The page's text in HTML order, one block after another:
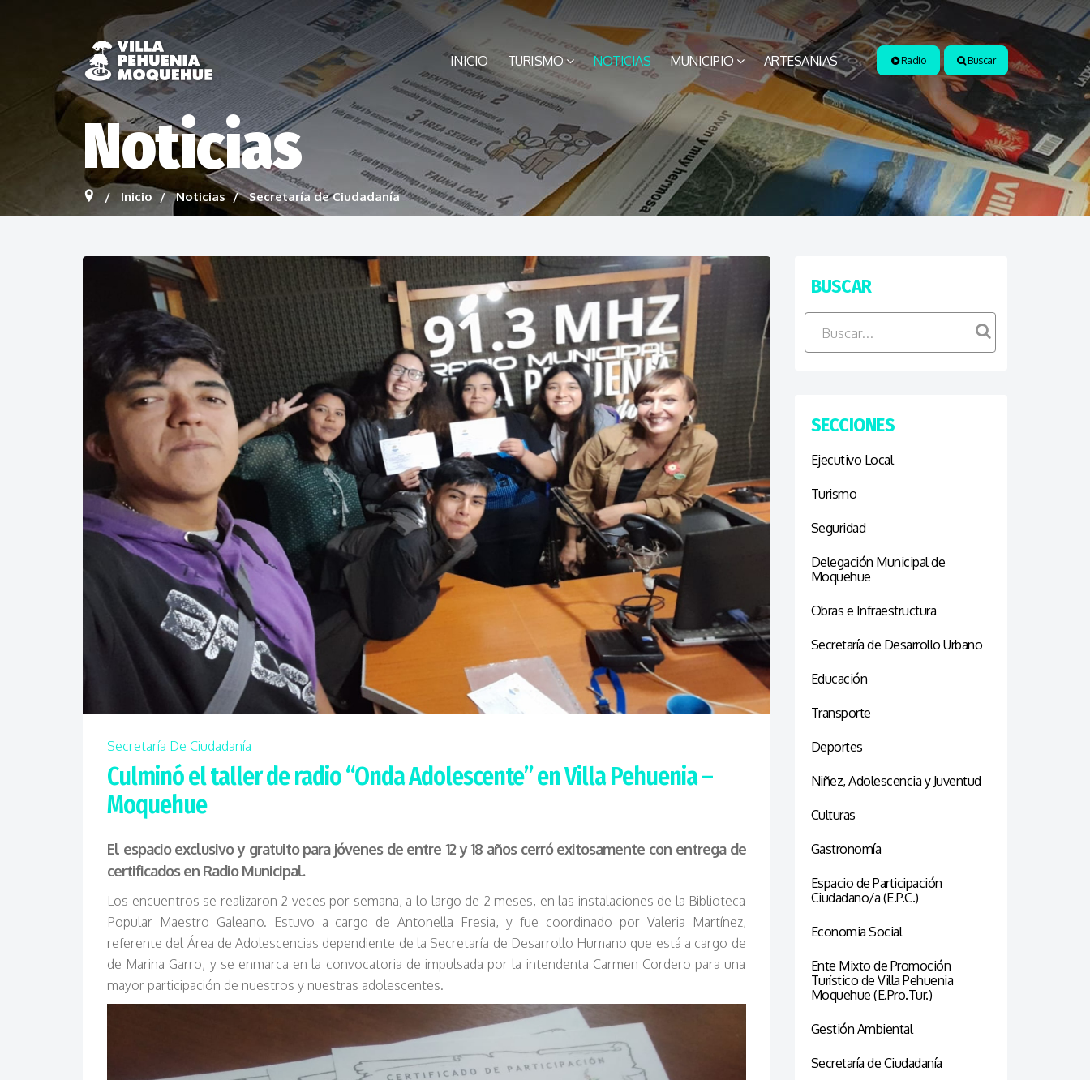
Radio Buscar
INICIO TURISMO NOTICIAS MUNICIPIO ARTESANIAS
Noticias
Inicio Noticias Secretaría de Ciudadanía
Secretaría De Ciudadanía
Culminó el taller de radio “Onda Adolescente” en Villa Pehuenia –
Moquehue
El espacio exclusivo y gratuito para jóvenes de entre 12 y 18 años cerró exitosamente con entrega de
certificados en Radio Municipal.
Los encuentros se realizaron 2 veces por semana, a lo largo de 2 meses, en las instalaciones de la Biblioteca
Popular Maestro Galeano. Estuvo a cargo de Antonella Fresia, y fue coordinado por Valeria Martínez,
referente del Área de Adolescencias dependiente de la Secretaría de Desarrollo Humano que está a cargo de
de Marina Garro, y se enmarca en la convocatoria de impulsada por la intendenta Carmen Cordero para una
mayor participación de nuestros y nuestras adolescentes.
BUSCAR
SECCIONES
Ejecutivo Local
Turismo
Seguridad
Delegación Municipal de
Moquehue
Obras e Infraestructura
Secretaría de Desarrollo Urbano
Educación
Transporte
Deportes
Niñez, Adolescencia y Juventud
Culturas
Gastronomía
Espacio de Participación
Ciudadano/a (E.P.C.)
Economia Social
Ente Mixto de Promoción
Turístico de Villa Pehuenia
Moquehue (E.Pro.Tur.)
Gestión Ambiental
Secretaría de Ciudadanía